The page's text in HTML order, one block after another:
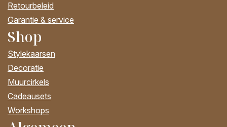
Retourbeleid
Garantie & service
Shop
Stylekaarsen
Decoratie
Muurcirkels
Cadeausets
Workshops